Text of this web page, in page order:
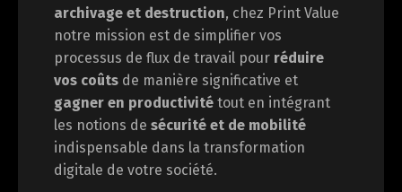
archivage et destruction, chez Print Value
notre mission est de simplifier vos
processus de flux de travail pour réduire
vos coûts de manière significative et
gagner en productivité tout en intégrant
les notions de sécurité et de mobilité
indispensable dans la transformation
digitale de votre société.